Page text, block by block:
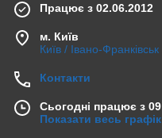
Працює з 02.06.2012
м. Київ
Київ / Івано-
Контакти
Сьогодні працює з
Показати весь